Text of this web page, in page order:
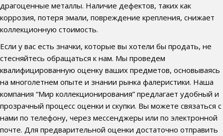
драгоценные металлы. Наличие дефектов, таких как
коррозия, потеря эмали, повреждение крепления, снижает
коллекционную стоимость.
Если у вас есть значки, которые вы хотели бы продать, не
стесняйтесь обращаться к нам. Мы проведем
квалифицированную оценку ваших предметов, основываясь
на многолетнем опыте и знании рынка фалеристики. Наша
компания “Мир коллекционирования” предлагает удобный и
прозрачный процесс оценки и скупки. Вы можете связаться с
нами по телефону, через мессенджеры или по электронной
почте. Для предварительной оценки достаточно отправить